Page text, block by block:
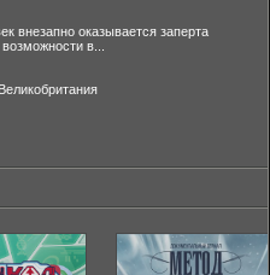
внезапно оказывается заперта
в...